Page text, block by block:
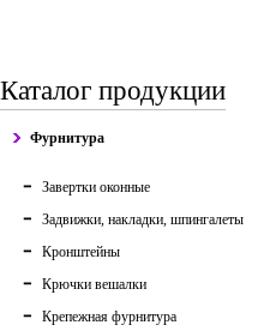
Каталог продукции
Фурнитура
Завертки оконные
Задвижки, накладки, шпингалеты
Кронштейны
Крючки вешалки
Крепежная фурнитура